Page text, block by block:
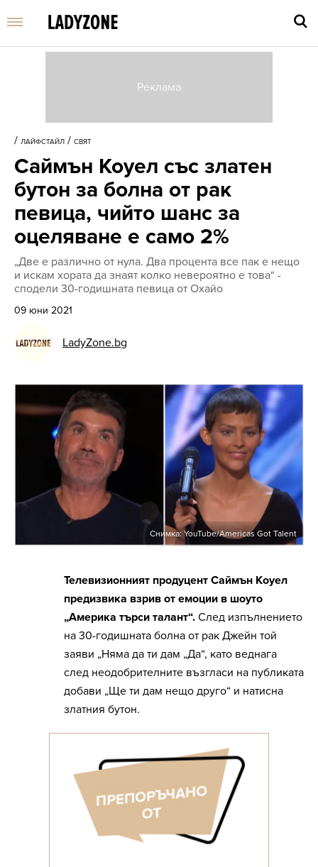
/ ЛАЙФСТАЙЛ / СВЯТ
Саймън Коуел със златен
бутон за болна от рак
певица, чийто шанс за
оцеляване е само 2%
„Две е различно от нула. Два процента все пак е нещо
и искам хората да знаят колко невероятно е това“ -
сподели 30-годишната певица от Охайо
09 юни 2021
LadyZone.bg
Снимка: YouTube/Americas Got Talent
Телевизионният продуцент Саймън Коуел
предизвика взрив от емоции в шоуто
„Америка търси талант“. След изпълнението
на 30-годишната болна от рак Джейн той
заяви „Няма да ти дам „Да“, като веднага
след неодобрителните възгласи на публиката
добави „Ще ти дам нещо друго“ и натисна
златния бутон.